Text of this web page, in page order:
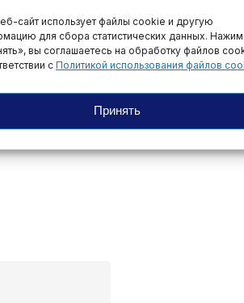
сайт использует файлы cookie и другую
для сбора статистических данных.
вы соглашаетесь на обработку файлов
с Политикой использования файлов
Принять
прав человека